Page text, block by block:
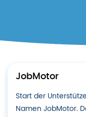
JobMotor
Start der
Namen JobMotor.